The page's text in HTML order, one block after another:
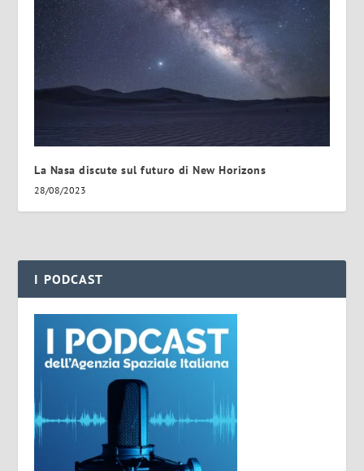
La Nasa discute sul futuro di New Horizons
28/08/2023
I PODCAST